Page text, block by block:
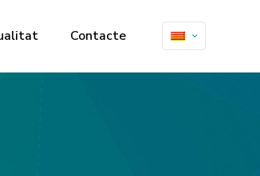
Contacte